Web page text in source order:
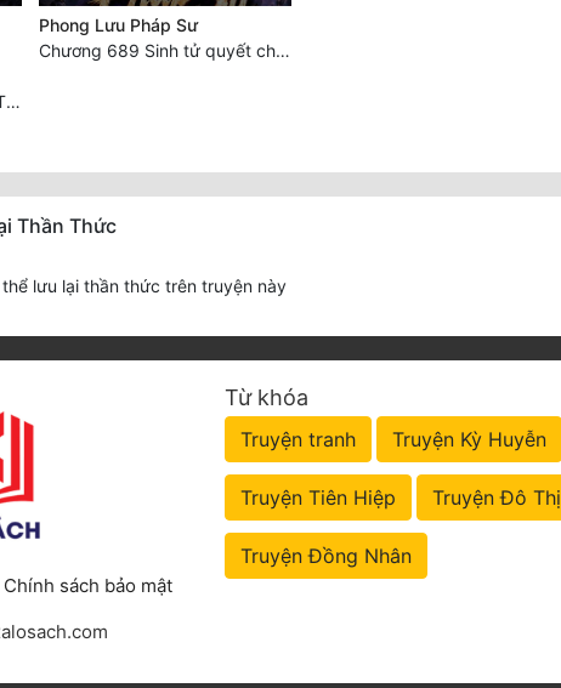
Chương 447 Trở về Đảo Hải Thần
Phong Lưu Pháp Sư
Chương 689 Sinh tử quyết chiến- đại kết cục.
Thần Thức
lưu lại thần thức trên truyện này
Chính sách bảo mật
Từ khóa
Truyện tranh Truyện Kỳ Huyễn
Truyện Tiên Hiệp Truyện Đô Thị
Truyện Đồng Nhân